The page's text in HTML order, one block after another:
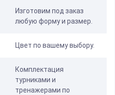
Изготовим под заказ
любую форму и размер.
Цвет по вашему выбору.
Комплектация
турниками и
тренажерами по